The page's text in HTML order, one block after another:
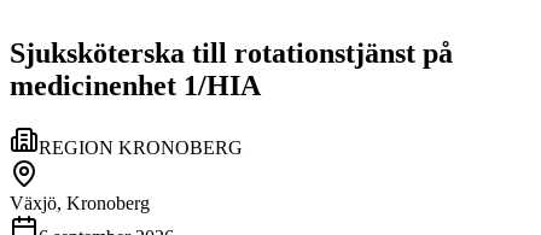
Sjuksköterska till rotationstjänst på
medicinenhet 1/HIA
REGION KRONOBERG
Växjö, Kronoberg